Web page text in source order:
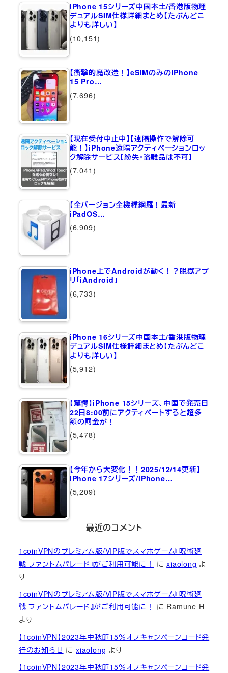
iPhone 15シリーズ中国本土/香港版物理
デュアルSIM仕様詳細まとめ【たぶんどこ
よりも詳しい】
(10,151)
【衝撃的魔改造！】eSIMのみのiPhone
15 Pro…
(7,696)
【現在受付中止中】【遠隔操作で解除可
能！】iPhone遠隔アクティベーションロッ
ク解除サービス【紛失・盗難品は不可】
(7,041)
【全バージョン全機種網羅！最新
iPadOS…
(6,909)
iPhone上でAndroidが動く！？脱獄アプ
リ「iAndroid」
(6,733)
iPhone 16シリーズ中国本土/香港版物理
デュアルSIM仕様詳細まとめ【たぶんどこ
よりも詳しい】
(5,912)
【驚愕】iPhone 15シリーズ、中国で発売日
22日8:00前にアクティベートすると超多
額の罰金が！
(5,478)
【今年から大変化！！2025/12/14更新】
iPhone 17シリーズ/iPhone…
(5,209)
最近のコメント
1coinVPNのプレミアム版/VIP版でスマホゲーム『呪術廻
戦 ファントムパレード』がご利用可能に！
にxiaolong よ
り
1coinVPNのプレミアム版/VIP版でスマホゲーム『呪術廻
戦 ファントムパレード』がご利用可能に！
に Ramune H
より
【1coinVPN】2023年中秋節15％オフキャンペーンコード発
行のお知らせ にxiaolong より
【1coinVPN】2023年中秋節15％オフキャンペーンコード発